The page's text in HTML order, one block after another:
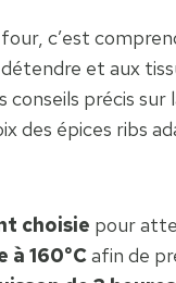
c’est
et aux
conseils précis
des épices ribs
choisie pour
à 160°Cafin de